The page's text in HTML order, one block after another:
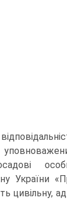
України
цивільну,